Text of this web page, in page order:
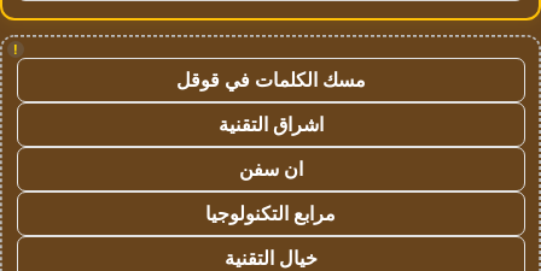
!
مسك الكلمات في قوقل
اشراق التقنية
ان سفن
مرابع التكنولوجيا
خيال التقنية